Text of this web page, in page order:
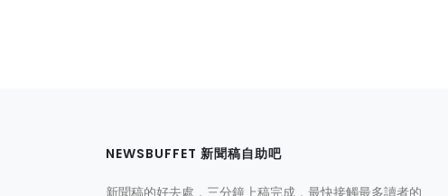
NEWSBUFFET 新聞稿自助吧
新聞稿的好去處，三分鐘上稿完成，最快接觸最多讀者的